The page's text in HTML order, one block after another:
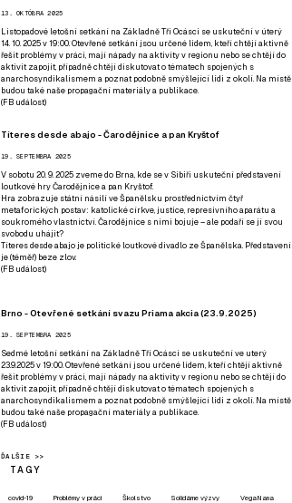
13. OKTÓBRA 2025
Listopadové letošní setkání na Základně Tři Ocásci se uskuteční v úterý
14. 10. 2025 v 19:00. Otevřené setkání jsou určené lidem, kteří chtějí aktivně
řešit problémy v práci, mají nápady na aktivity v regionu nebo se chtějí do
aktivit zapojit, případně chtějí diskutovat o tématech spojených s
anarchosyndikalismem a poznat podobně smýšlející lidi z okolí. Na místě
budou také naše propagační materiály a publikace.
(FB událost)
Títeres desde abajo - Čarodějnice a pan Kryštof
19. SEPTEMBRA 2025
V sobotu 20. 9. 2025 zveme do Brna, kde se v Sibiři uskuteční představení
loutkové hry Čarodějnice a pan Kryštof.
Hra zobrazuje státní násilí ve Španělsku prostřednictvím čtyř
metaforických postav: katolické církve, justice, represivního aparátu a
soukromého vlastnictví. Čarodějnice s nimi bojuje – ale podaří se jí svou
svobodu uhájit?
Títeres desde abajo je politické loutkové divadlo ze Španělska. Představení
je (téměř) beze zlov.
(FB událost)
Brno - Otevřené setkání svazu Priama akcia (23.9.2025)
19. SEPTEMBRA 2025
Sedmé letošní setkání na Základně Tři Ocásci se uskuteční ve uterý
23.9.2025 v 19:00. Otevřené setkání jsou určené lidem, kteří chtějí aktivně
řešit problémy v práci, mají nápady na aktivity v regionu nebo se chtějí do
aktivit zapojit, případně chtějí diskutovat o tématech spojených s
anarchosyndikalismem a poznat podobně smýšlející lidi z okolí. Na místě
budou také naše propagační materiály a publikace.
(FB událost)
ĎALŠIE >>
TAGY
covid-19 Problémy v práci Školstvo Solidárne výzvy VegaNana